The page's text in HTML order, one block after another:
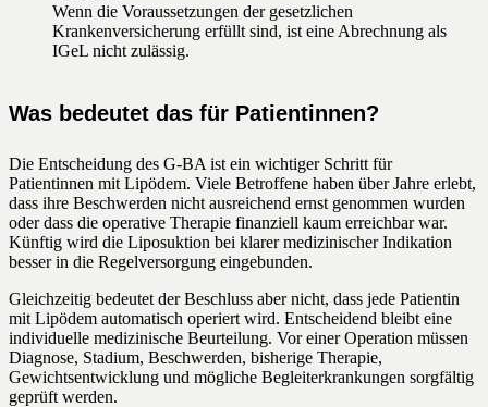
Wenn die Voraussetzungen der gesetzlichen
Krankenversicherung erfüllt sind, ist eine Abrechnung als
IGeL nicht zulässig.
Was bedeutet das für Patientinnen?
Die Entscheidung des G-BA ist ein wichtiger Schritt für
Patientinnen mit Lipödem. Viele Betroffene haben über Jahre erlebt,
dass ihre Beschwerden nicht ausreichend ernst genommen wurden
oder dass die operative Therapie finanziell kaum erreichbar war.
Künftig wird die Liposuktion bei klarer medizinischer Indikation
besser in die Regelversorgung eingebunden.
Gleichzeitig bedeutet der Beschluss aber nicht, dass jede Patientin
mit Lipödem automatisch operiert wird. Entscheidend bleibt eine
individuelle medizinische Beurteilung. Vor einer Operation müssen
Diagnose, Stadium, Beschwerden, bisherige Therapie,
Gewichtsentwicklung und mögliche Begleiterkrankungen sorgfältig
geprüft werden.